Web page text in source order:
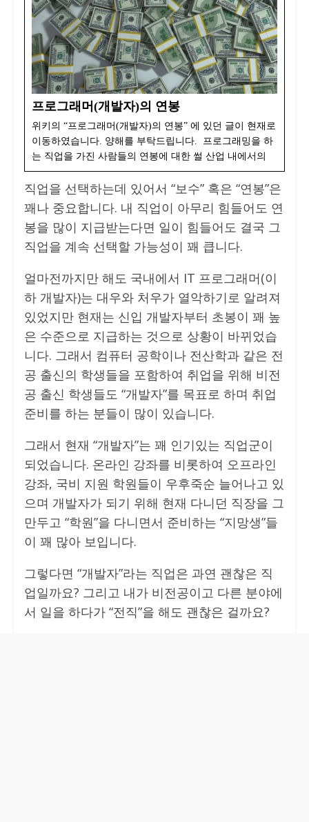
프로그래머(개발자)의 연봉
위키의 “프로그래머(개발자)의 연봉” 에 있던 글이 현재로
이동하였습니다. 양해를 부탁드립니다. 프로그래밍을 하
는 직업을 가진 사람들의 연봉에 대한 썰 산업 내에서의
직업을 선택하는데 있어서 “보수” 혹은 “연봉”은
꽤나 중요합니다. 내 직업이 아무리 힘들어도 연
봉을 많이 지급받는다면 일이 힘들어도 결국 그
직업을 계속 선택할 가능성이 꽤 큽니다.
얼마전까지만 해도 국내에서 IT 프로그래머(이
하 개발자)는 대우와 처우가 열악하기로 알려져
있었지만 현재는 신입 개발자부터 초봉이 꽤 높
은 수준으로 지급하는 것으로 상황이 바뀌었습
니다. 그래서 컴퓨터 공학이나 전산학과 같은 전
공 출신의 학생들을 포함하여 취업을 위해 비전
공 출신 학생들도 “개발자”를 목표로 하며 취업
준비를 하는 분들이 많이 있습니다.
그래서 현재 “개발자”는 꽤 인기있는 직업군이
되었습니다. 온라인 강좌를 비롯하여 오프라인
강좌, 국비 지원 학원들이 우후죽순 늘어나고 있
으며 개발자가 되기 위해 현재 다니던 직장을 그
만두고 “학원”을 다니면서 준비하는 “지망생”들
이 꽤 많아 보입니다.
그렇다면 “개발자”라는 직업은 과연 괜찮은 직
업일까요? 그리고 내가 비전공이고 다른 분야에
서 일을 하다가 “전직”을 해도 괜찮은 걸까요?